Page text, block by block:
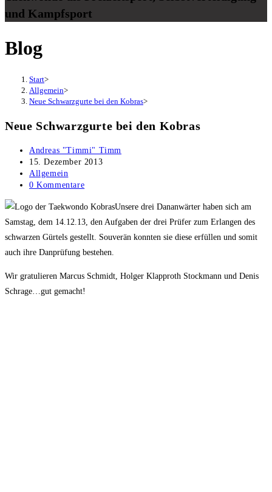
und Kampfsport
Blog
Start>
Allgemein>
Neue Schwarzgurte bei den Kobras>
Neue Schwarzgurte bei den Kobras
Beitrags-
Autor:
Andreas "Timmi" Timm
Beitrag
veröffentlicht:
15. Dezember 2013
Beitrags-
Kategorie:
Allgemein
Beitrags-
0 Kommentare
Unsere drei Dananwärter haben sich am
Samstag, dem 14.12.13, den Aufgaben der drei Prüfer zum Erlangen des
schwarzen Gürtels gestellt. Souverän konnten sie diese erfüllen und somit
auch ihre Danprüfung bestehen.
Wir gratulieren Marcus Schmidt, Holger Klapproth Stockmann und Denis
Schrage…gut gemacht!